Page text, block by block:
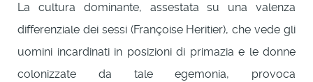
La cultura dominante, assestata su una valenza
differenziale dei sessi (Françoise Heritier), che vede gli
uomini incardinati in posizioni di primazia e le donne
colonizzate da tale egemonia, provoca